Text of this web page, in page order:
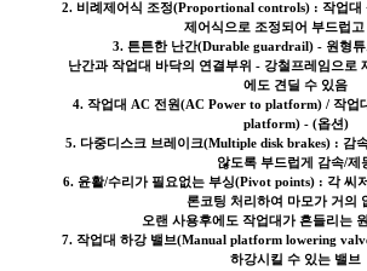
2. 비례제어식 조정(Proportional controls) : 작업대
제어식으로 조정되어 부드럽고
3. 튼튼한 난간(Durable guardrail) - 원형
난간과 작업대 바닥의 연결부위 - 강철프레임으로
에도 견딜 수 있음
4. 작업대 AC 전원(AC Power to platform) / 작업
platform) - (옵션)
5. 다중디스크 브레이크(Multiple disk brakes) : 감
않도록 부드럽게 감속/제
6. 윤활/수리가 필요없는 부싱(Pivot points) : 각 씨
론코팅 처리하여 마모가 거의
오랜 사용후에도 작업대가 흔들리는
7. 작업대 하강 밸브(Manual platform lowering
하강시킬 수 있는 밸브